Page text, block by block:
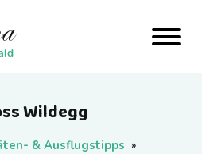
Wildegg
& Ausflugstipps »